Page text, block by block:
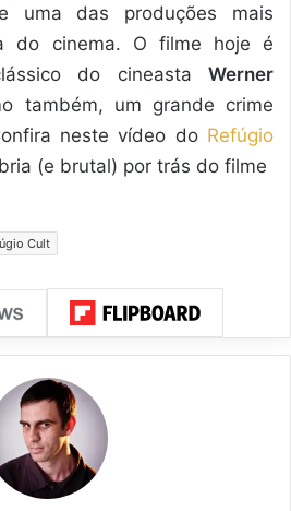
uma das produções mais
do cinema. O filme hoje é
do cineasta Werner
também, um grande crime
neste vídeo do Refúgio
(e brutal) por trás do filme
Cult